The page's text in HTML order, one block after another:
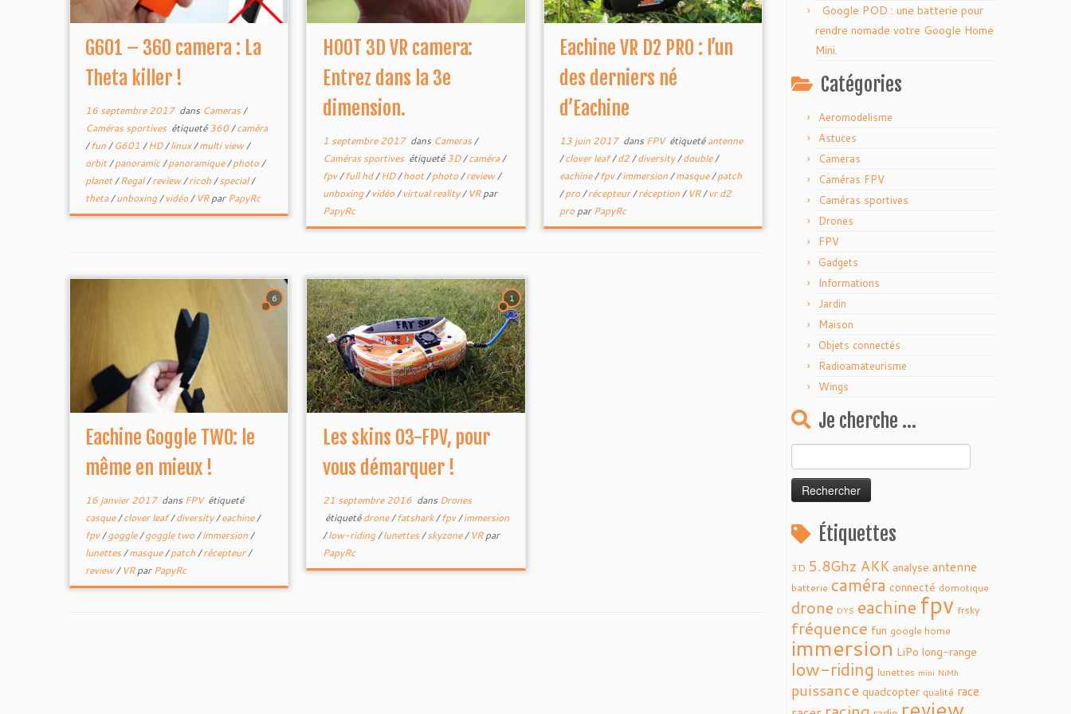
G601 – 360 camera : La
Theta killer !
16 septembre 2017dans Cameras/
Caméras sportives étiqueté360/caméra
/fun/G601/HD/linux/multi view/
orbit/panoramic/panoramique/photo/
planet/Regal/review/ricoh/special/
theta/unboxing/vidéo/ VRparPapyRc
HOOT 3D VR camera:
Entrez dans la 3e
dimension.
1 septembre 2017dans Cameras/
Caméras sportives étiqueté3D/caméra/
fpv/full hd/HD/hoot/photo/review/
unboxing/vidéo/virtual reality/ VRpar
PapyRc
Eachine VR D2 PRO : l’un
des derniers né
d’Eachine
13 juin 2017dans FPV étiquetéantenne
/clover leaf/d2/diversity/double/
eachine/fpv/immersion/masque/patch
/pro/récepteur/réception/ VR/vr d2
pro parPapyRc
6
Eachine Goggle TWO: le
même en mieux !
16 janvier 2017dans FPV étiqueté
casque/clover leaf/diversity/eachine/
fpv/goggle/goggle two/immersion/
lunettes/masque/patch/récepteur/
review/ VRparPapyRc
1
Les skins O3-FPV, pour
vous démarquer !
21 septembre 2016dans Drones
étiquetédrone/fatshark/fpv/immersion
/low-riding/lunettes/skyzone/ VRpar
PapyRc
Google POD : une batterie pour
rendre nomade votre Google Home
Mini.
Catégories
Aeromodelisme
Astuces
Cameras
Caméras FPV
Caméras sportives
Drones
FPV
Gadgets
Informations
Jardin
Maison
Objets connectés
Radioamateurisme
Wings
Je cherche …
Étiquettes
3D 5.8Ghz AKK analyse antenne
batterie caméra connecté domotique
drone DYS eachine fpv frsky
fréquence fun google home
immersion LiPo long-range
low-riding lunettes mini NiMh
puissance quadcopter qualité race